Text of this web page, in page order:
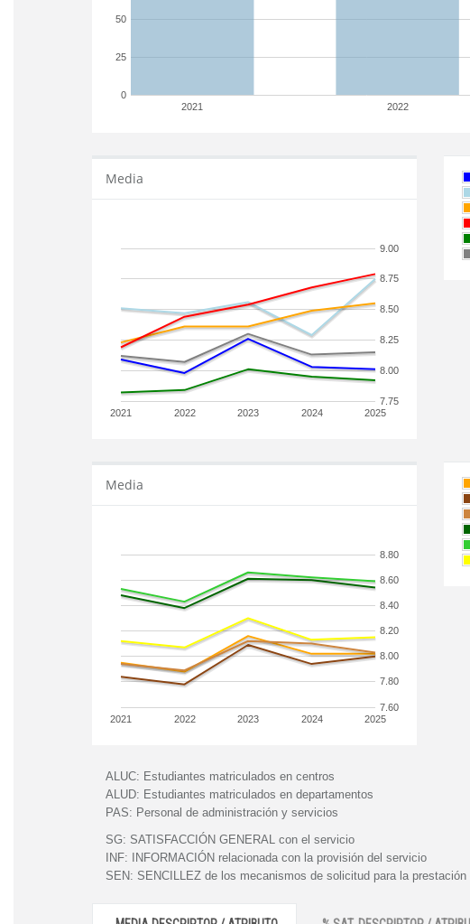
2021 2022
0
25
50
Media
2021 2022 2023 2024 2025
7.75
8.00
8.25
8.50
8.75
9.00
Media
2021 2022 2023 2024 2025
7.60
7.80
8.00
8.20
8.40
8.60
8.80
ALUC: Estudiantes matriculados en centros
ALUD: Estudiantes matriculados en departamentos
PAS: Personal de administración y servicios
SG: SATISFACCIÓN GENERAL con el servicio
INF:
INFORMACIÓN relacionada con la provisión del servicio
SEN: SENCILLEZ de los mecanismos de solicitud para la